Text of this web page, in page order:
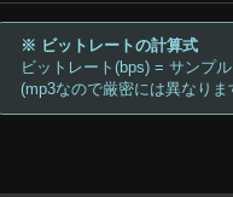
※ ビットレートの計算式
ビットレート(bps) = サンプ
(mp3なので厳密には異なりま